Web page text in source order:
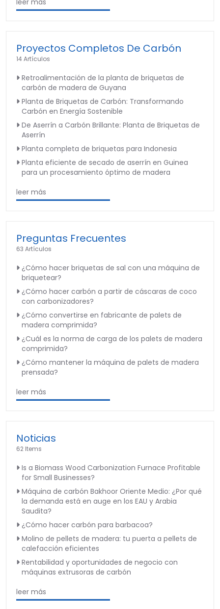
leer más
Proyectos Completos De Carbón
14 Artículos
Retroalimentación de la planta de briquetas de
carbón de madera de Guyana
Planta de Briquetas de Carbón: Transformando
Carbón en Energía Sostenible
De Aserrín a Carbón Brillante: Planta de Briquetas de
Aserrín
Planta completa de briquetas para Indonesia
Planta eficiente de secado de aserrín en Guinea
para un procesamiento óptimo de madera
leer más
Preguntas Frecuentes
63 Artículos
¿Cómo hacer briquetas de sal con una máquina de
briquetear?
¿Cómo hacer carbón a partir de cáscaras de coco
con carbonizadores?
¿Cómo convertirse en fabricante de palets de
madera comprimida?
¿Cuál es la norma de carga de los palets de madera
comprimida?
¿Cómo mantener la máquina de palets de madera
prensada?
leer más
Noticias
62 Items
Is a Biomass Wood Carbonization Furnace Profitable
for Small Businesses?
Máquina de carbón Bakhoor Oriente Medio: ¿Por qué
la demanda está en auge en los EAU y Arabia
Saudita?
¿Cómo hacer carbón para barbacoa?
Molino de pellets de madera: tu puerta a pellets de
calefacción eficientes
Rentabilidad y oportunidades de negocio con
máquinas extrusoras de carbón
leer más